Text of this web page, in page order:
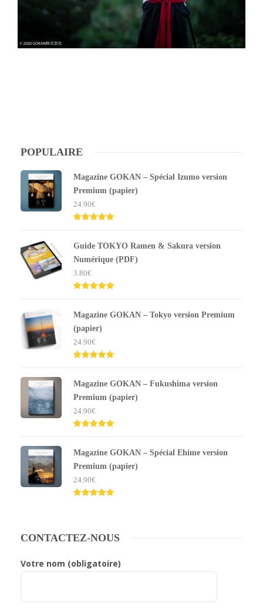
POPULAIRE
Magazine GOKAN – Spécial Izumo version
Premium (papier)
24.90€
sur 5
Guide TOKYO Ramen & Sakura version
Numérique (PDF)
3.80€
sur 5
Magazine GOKAN – Tokyo version Premium
(papier)
24.90€
sur 5
Magazine GOKAN – Fukushima version
Premium (papier)
24.90€
sur 5
Magazine GOKAN – Spécial Ehime version
Premium (papier)
24.90€
CONTACTEZ-NOUS
Votre nom (obligatoire)